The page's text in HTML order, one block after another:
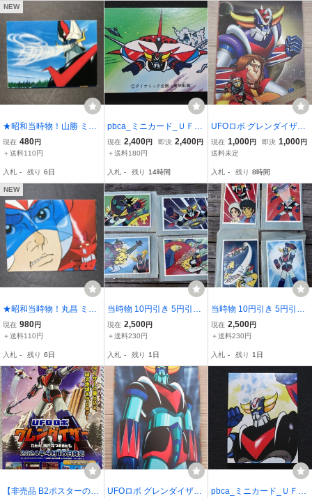
NEW
★昭和当時物！山勝 ミニ
カード UFOロボ グレンダ
イザー対グレートマジン
トロ【881】
現在 480円
＋送料110円
入札 - 残り 6日
pbca_ミニカード_ＵＦＯ
ロボ グレンダイザー_No.
054
現在 2,400円 即決 2,400円
＋送料180円
入札 - 残り 14時間
UFOロボ グレンダイザ
ー メタルサイン ブリ
キ看板6947
現在 1,000円 即決 1,000円
送料未定
入札 - 残り 8時間
NEW
★昭和当時物！丸昌 ミニ
カード 決戦！大海獣 21
番 グレートマジンガ
ッターロボG 駄菓子屋
レトロ H63
現在 980円
＋送料110円
入札 - 残り 6日
当時物 10円引き 5円引き
山勝 UFOロボ グレンダイ
ザー 紙袋付き ブロマイド
ビンテージ 昭和レトロ 2
現在 2,500円
＋送料230円
入札 - 残り 1日
当時物 10円引き 5円引き
山勝 UFOロボ グレンダイ
ザー 紙袋付き ブロマイド
ビンテージ 昭和レトロ 1
現在 2,500円
＋送料230円
入札 - 残り 1日
【非売品 B2ポスターの
UFOロボ グレンダイザ
pbca_ミニカード_ＵＦＯ